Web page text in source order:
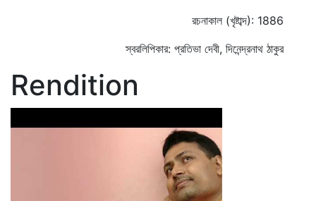
রচনাকাল (খৃষ্টাব্দ): 1886
স্বরলিপিকার: প্রতিভা দেবী, দিনেন্দ্রনাথ ঠাকুর
Rendition